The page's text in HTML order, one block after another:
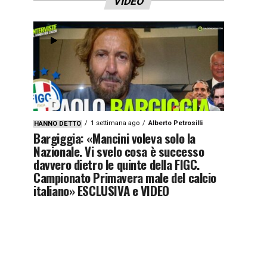
HANNO DETTO 1 settimana ago Alberto Petrosilli
Bargiggia: «Mancini voleva solo la
Nazionale. Vi svelo cosa è successo
davvero dietro le quinte della FIGC.
Campionato Primavera male del calcio
italiano» ESCLUSIVA e VIDEO